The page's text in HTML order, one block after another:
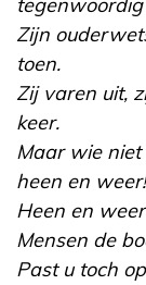
Zijn
toen.
Zij varen uit,
keer.
Maar wie
heen en weer!
Heen en
Mensen de
Past u toch